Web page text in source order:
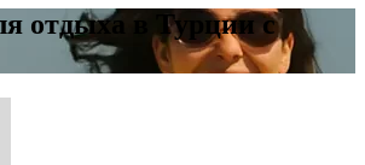
отдыха в Турции с